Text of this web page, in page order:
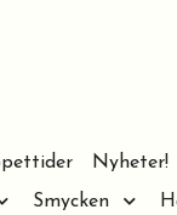
Nyheter!
Smycken